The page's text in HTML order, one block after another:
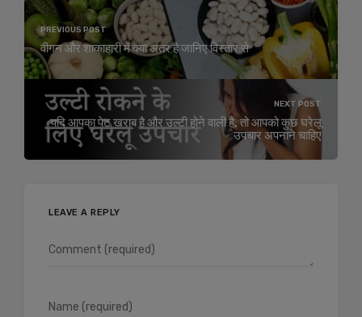
PREVIOUS POST
वीगन और शाकाहारी में क्या अंतर है जानिए विस्तार से
NEXT POST
यदि आपका पेट खराब है और उल्टी होने वाली है, तो आपको कुछ घरेलू
उपचार अपनाने चाहिए
LEAVE A REPLY